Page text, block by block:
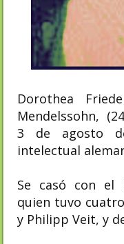
Dorothea
Mendelssohn,
3 de agosto
intelectual
Se casó con el
quien tuvo
y Philipp Veit, y